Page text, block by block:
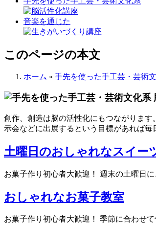
音楽を通じた
このページの本文
ホーム » 手先を使った手工芸・芸術
創作、創造は脳の活性化にもつながりま
示会などに出展するという目標があれば
土曜日のおしゃれなスイー
お菓子作り初心者大歓迎！ 週末の土曜日
おしゃれなお菓子教室
お菓子作り初心者大歓迎！ 季節に合わせ